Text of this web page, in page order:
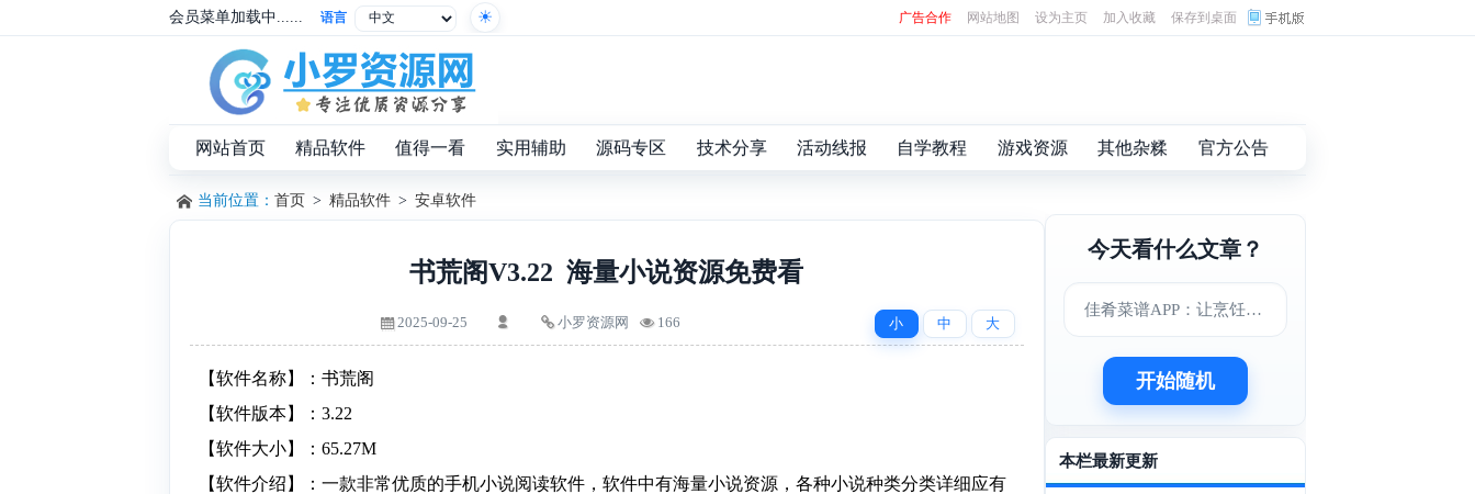
会员菜单加载中...... 语言 广告合作 网站地图 设为主页 加入收藏 保存到桌面
网站首页 精品软件 值得一看 实用辅助 源码专区 技术分享 活动线报 自学教程 游戏资源 其他杂糅 官方公告
当前位置： 首页 > 精品软件 > 安卓软件
书荒阁V3.22 海量小说资源免费看
小 中 大
2025-09-25 小罗资源网 166
【软件名称】：书荒阁
【软件版本】：3.22
【软件大小】：65.27M
【软件介绍】：一款非常优质的手机小说阅读软件，软件中有海量小说资源，各种小说种类分类详细应有
今天看什么文章？
佳肴菜谱APP：让烹饪变得更简单美味
开始随机
本栏最新更新